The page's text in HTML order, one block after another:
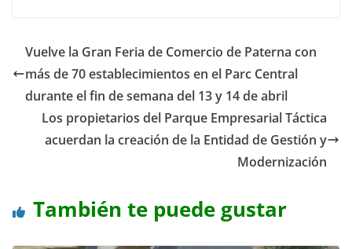
Vuelve la Gran Feria de Comercio de Paterna con
más de 70 establecimientos en el Parc Central
durante el fin de semana del 13 y 14 de abril
Los propietarios del Parque Empresarial Táctica
acuerdan la creación de la Entidad de Gestión y
Modernización
También te puede gustar